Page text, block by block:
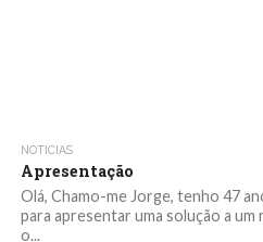
NOTICIAS
Apresentação
Olá, Chamo-me Jorge, tenho 47
para apresentar uma solução a
o...